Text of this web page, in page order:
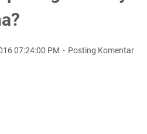
07:24:00 PM Posting Komentar